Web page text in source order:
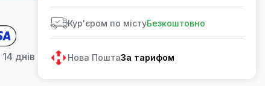
днів
Кур'єром по містуБезкоштовно
Нова ПоштаЗа тарифом